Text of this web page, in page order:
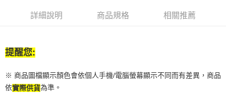
易，需依本服務之必要範圍內提供個人資料，並將交易相關給付款項請求債
權轉讓予恩沛科技股份有限公司。
３．未成年的使用者請事先徵得法定代理人或監護人之同意方可使用
「AFTEE先享後付」，若未經同意申辦者引起之損失，本公司不負相關責
４．使用「AFTEE先享後付」時，將依據個別帳號之用戶狀況，依本公司即
時審查核予不同之上限額度；若仍有額度不足之情形，本公司將視審查結果
請求用戶進行身份認證。
付款後7-11取貨
宅配(本島)
付款後寶雅門市自取(由倉庫統一出貨)
詳細說明 商品規格 相關推薦
提醒您:
※ 商品圖檔顯示顏色會依個人手機/電腦螢幕顯示不同而有差異，商品
依實際供貨為準。